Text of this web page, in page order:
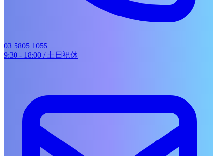
03-5805-1055
9:30 - 18:00 / 土日祝休
展示会ブース・ショールーム
地域イベント企画
COMPANY
展示会ブースのコンセプトと
は？作り方6ステップと成功